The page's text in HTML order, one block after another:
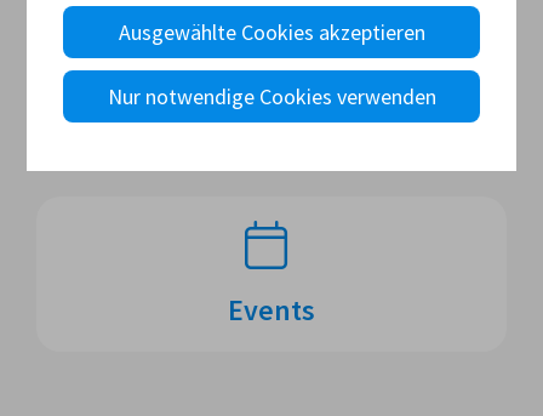
Fahrervertreter - Bergrallye
In dieser Disziplin steht im Zeitraum 2026/27
leider kein(e) Fahrervertreter:in zur Verfügung.
Events
Ausgewählte Cookies akzeptieren
Nur notwendige Cookies verwenden